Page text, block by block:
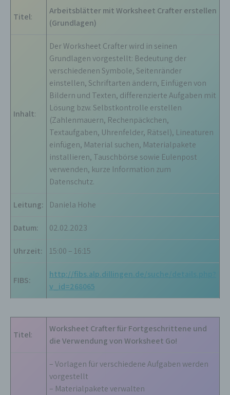
Titel:
Arbeitsblätter mit Worksheet Crafter erstellen
(Grundlagen)
Inhalt:
Der Worksheet Crafter wird in seinen
Grundlagen vorgestellt: Bedeutung der
verschiedenen Symbole, Seitenränder
einstellen, Schriftarten ändern, Einfügen von
Bildern und Texten, differenzierte Aufgaben mit
Lösung bzw. Selbstkontrolle erstellen
(Zahlenmauern, Rechenpäckchen,
Textaufgaben, Uhrenfelder, Rätsel), Lineaturen
einfügen, Material suchen, Materialpakete
installieren, Tauschbörse sowie Eulenpost
verwenden, kurze Information zum
Datenschutz.
Leitung: Daniela Hohe
Datum: 02.02.2023
Uhrzeit: 15:00 – 16:15
FIBS:
http://fibs.alp.dillingen.de/suche/details.php?
v_id=268065
Titel:
Worksheet Crafter für Fortgeschrittene und
die Verwendung von Worksheet Go!
– Vorlagen für verschiedene Aufgaben werden
vorgestellt
– Materialpakete verwalten